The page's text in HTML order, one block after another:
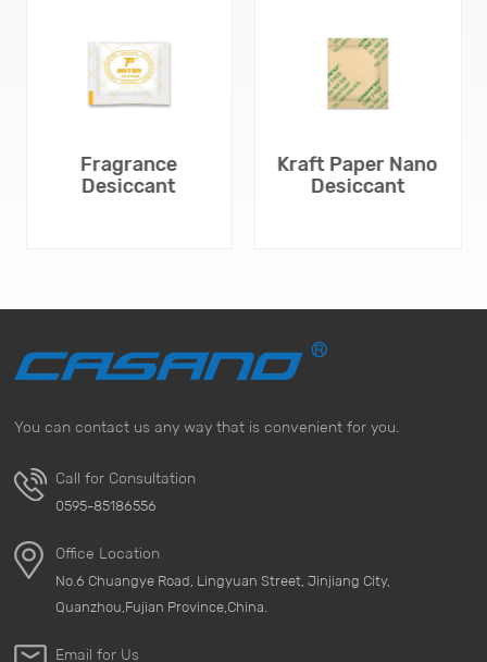
Fragrance
Desiccant
Kraft Paper Nano
Desiccant
You can contact us any way that is convenient for you.
Call for Consultation
0595-85186556
Office Location
No.6 Chuangye Road, Lingyuan Street, Jinjiang City,
Quanzhou,Fujian Province,China.
Email for Us